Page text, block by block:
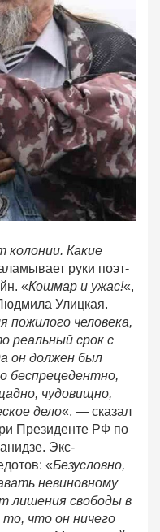
колонии. Какие
руки поэт-
«Кошмар и ужас!«,
Улицкая.
пожилого человека,
реальный срок с
он должен был
беспрецедентно,
чудовищно,
дело«, — сказал
Президенте РФ по
Экс-
«Безусловно,
невиновному
лишения свободы в
то, что он ничего